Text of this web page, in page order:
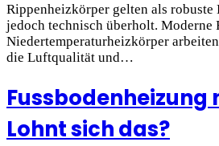
Rippenheizkörper gelten als robuste
jedoch technisch überholt. Moderne
Niedertemperaturheizkörper
die Luftqualität und…
Fussbodenheizung
Lohnt sich das?